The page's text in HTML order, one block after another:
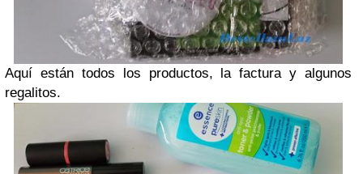
Aquí están todos los productos, la factura y algunos
regalitos.